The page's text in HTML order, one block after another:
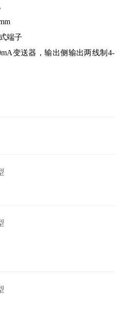
端子
变送器，输出侧输出两线制4-